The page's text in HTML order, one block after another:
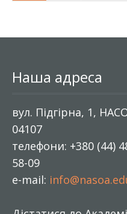
Наша адреса
вул. Підгірна, 1,
04107
телефони: +380 (44)
58-09
e-mail: